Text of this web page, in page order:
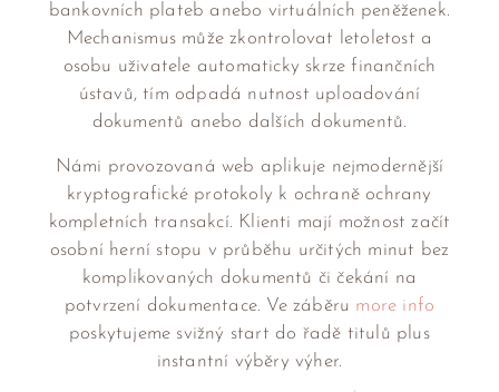
bankovních plateb anebo virtuálních peněženek.
Mechanismus může zkontrolovat letoletost a
osobu uživatele automaticky skrze finančních
ústavů, tím odpadá nutnost uploadování
dokumentů anebo dalších dokumentů.
Námi provozovaná web aplikuje nejmodernější
kryptografické protokoly k ochraně ochrany
kompletních transakcí. Klienti mají možnost začít
osobní herní stopu v průběhu určitých minut bez
komplikovaných dokumentů či čekání na
potvrzení dokumentace. Ve záběru more info
poskytujeme svižný start do řadě titulů plus
instantní výběry výher.